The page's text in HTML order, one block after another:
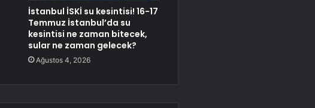
İstanbul İSKİ su kesintisi! 16-17
Temmuz İstanbul’da su
kesintisi ne zaman bitecek,
sular ne zaman gelecek?
Ağustos 4, 2026